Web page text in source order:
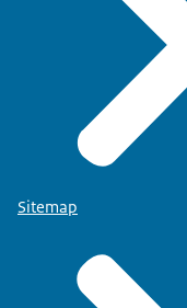
Sitemap